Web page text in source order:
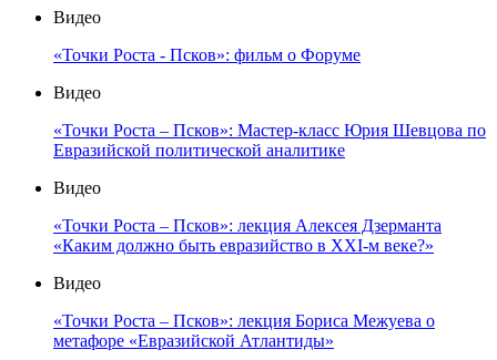
Видео
«Точки Роста - Псков»: фильм о Форуме
Видео
«Точки Роста – Псков»: Мастер-класс Юрия Шевцова по
Евразийской политической аналитике
Видео
«Точки Роста – Псков»: лекция Алексея Дзерманта
«Каким должно быть евразийство в XXI-м веке?»
Видео
«Точки Роста – Псков»: лекция Бориса Межуева о
метафоре «Евразийской Атлантиды»